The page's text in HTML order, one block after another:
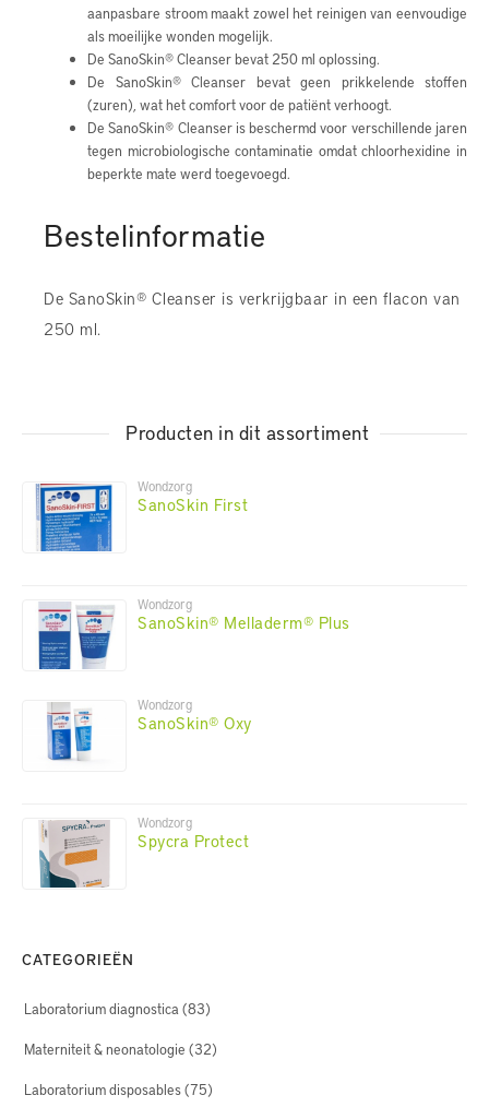
aanpasbare stroom maakt zowel het reinigen van eenvoudige
als moeilijke wonden mogelijk.
De SanoSkin® Cleanser bevat 250 ml oplossing.
De SanoSkin® Cleanser bevat geen prikkelende stoffen
(zuren), wat het comfort voor de patiënt verhoogt.
De SanoSkin® Cleanser is beschermd voor verschillende jaren
tegen microbiologische contaminatie omdat chloorhexidine in
beperkte mate werd toegevoegd.
Bestelinformatie
De SanoSkin® Cleanser is verkrijgbaar in een flacon van
250 ml.
Producten in dit assortiment
Wondzorg
SanoSkin First
Wondzorg
SanoSkin® Melladerm® Plus
Wondzorg
SanoSkin® Oxy
Wondzorg
Spycra Protect
CATEGORIEËN
Laboratorium diagnostica(83)
Materniteit & neonatologie (32)
Laboratorium disposables(75)